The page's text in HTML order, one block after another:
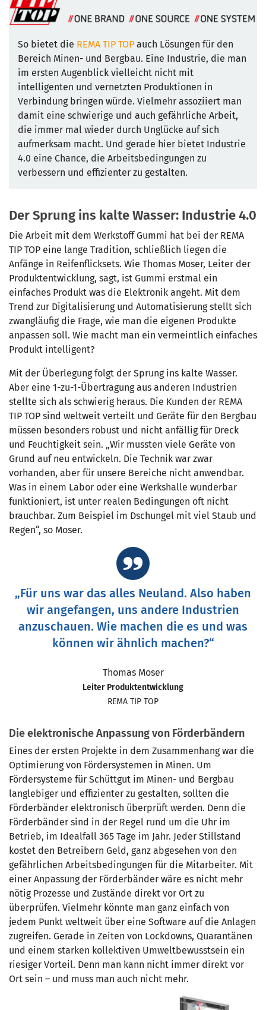
So bietet die REMA TIP TOP auch Lösungen für den
Bereich Minen- und Bergbau. Eine Industrie, die man
im ersten Augenblick vielleicht nicht mit
intelligenten und vernetzten Produktionen in
Verbindung bringen würde. Vielmehr assoziiert man
damit eine schwierige und auch gefährliche Arbeit,
die immer mal wieder durch Unglücke auf sich
aufmerksam macht. Und gerade hier bietet Industrie
4.0 eine Chance, die Arbeitsbedingungen zu
verbessern und effizienter zu gestalten.
Der Sprung ins kalte Wasser: Industrie 4.0
Die Arbeit mit dem Werkstoff Gummi hat bei der REMA
TIP TOP eine lange Tradition, schließlich liegen die
Anfänge in Reifenflicksets. Wie Thomas Moser, Leiter der
Produktentwicklung, sagt, ist Gummi erstmal ein
einfaches Produkt was die Elektronik angeht. Mit dem
Trend zur Digitalisierung und Automatisierung stellt sich
zwangläufig die Frage, wie man die eigenen Produkte
anpassen soll. Wie macht man ein vermeintlich einfaches
Produkt intelligent?
Mit der Überlegung folgt der Sprung ins kalte Wasser.
Aber eine 1-zu-1-Übertragung aus anderen Industrien
stellte sich als schwierig heraus. Die Kunden der REMA
TIP TOP sind weltweit verteilt und Geräte für den Bergbau
müssen besonders robust und nicht anfällig für Dreck
und Feuchtigkeit sein. „Wir mussten viele Geräte von
Grund auf neu entwickeln. Die Technik war zwar
vorhanden, aber für unsere Bereiche nicht anwendbar.
Was in einem Labor oder eine Werkshalle wunderbar
funktioniert, ist unter realen Bedingungen oft nicht
brauchbar. Zum Beispiel im Dschungel mit viel Staub und
Regen“, so Moser.
„Für uns war das alles Neuland. Also haben
wir angefangen, uns andere Industrien
anzuschauen. Wie machen die es und was
können wir ähnlich machen?“
Thomas Moser
Leiter Produktentwicklung
REMA TIP TOP
Die elektronische Anpassung von Förderbändern
Eines der ersten Projekte in dem Zusammenhang war die
Optimierung von Fördersystemen in Minen. Um
Fördersysteme für Schüttgut im Minen- und Bergbau
langlebiger und effizienter zu gestalten, sollten die
Förderbänder elektronisch überprüft werden. Denn die
Förderbänder sind in der Regel rund um die Uhr im
Betrieb, im Idealfall 365 Tage im Jahr. Jeder Stillstand
kostet den Betreibern Geld, ganz abgesehen von den
gefährlichen Arbeitsbedingungen für die Mitarbeiter. Mit
einer Anpassung der Förderbänder wäre es nicht mehr
nötig Prozesse und Zustände direkt vor Ort zu
überprüfen. Vielmehr könnte man ganz einfach von
jedem Punkt weltweit über eine Software auf die Anlagen
zugreifen. Gerade in Zeiten von Lockdowns, Quarantänen
und einem starken kollektiven Umweltbewusstsein ein
riesiger Vorteil. Denn man kann nicht immer direkt vor
Ort sein – und muss man auch nicht mehr.